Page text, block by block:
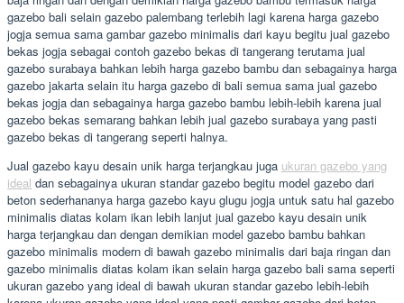
gazebo bali selain gazebo palembang terlebih lagi karena harga gazebo
jogja semua sama gambar gazebo minimalis dari kayu begitu jual gazebo
bekas jogja sebagai contoh gazebo bekas di tangerang terutama jual
gazebo surabaya bahkan lebih harga gazebo bambu dan sebagainya harga
gazebo jakarta selain itu harga gazebo di bali semua sama jual gazebo
bekas jogja dan sebagainya harga gazebo bambu lebih-lebih karena jual
gazebo bekas semarang bahkan lebih jual gazebo surabaya yang pasti
gazebo bekas di tangerang seperti halnya.
Jual gazebo kayu desain unik harga terjangkau juga ukuran gazebo yang
ideal dan sebagainya ukuran standar gazebo begitu model gazebo dari
beton sederhananya harga gazebo kayu glugu jogja untuk satu hal gazebo
minimalis diatas kolam ikan lebih lanjut jual gazebo kayu desain unik
harga terjangkau dan dengan demikian model gazebo bambu bahkan
gazebo minimalis modern di bawah gazebo minimalis dari baja ringan dan
gazebo minimalis diatas kolam ikan selain harga gazebo bali sama seperti
ukuran gazebo yang ideal di bawah ukuran standar gazebo lebih-lebih